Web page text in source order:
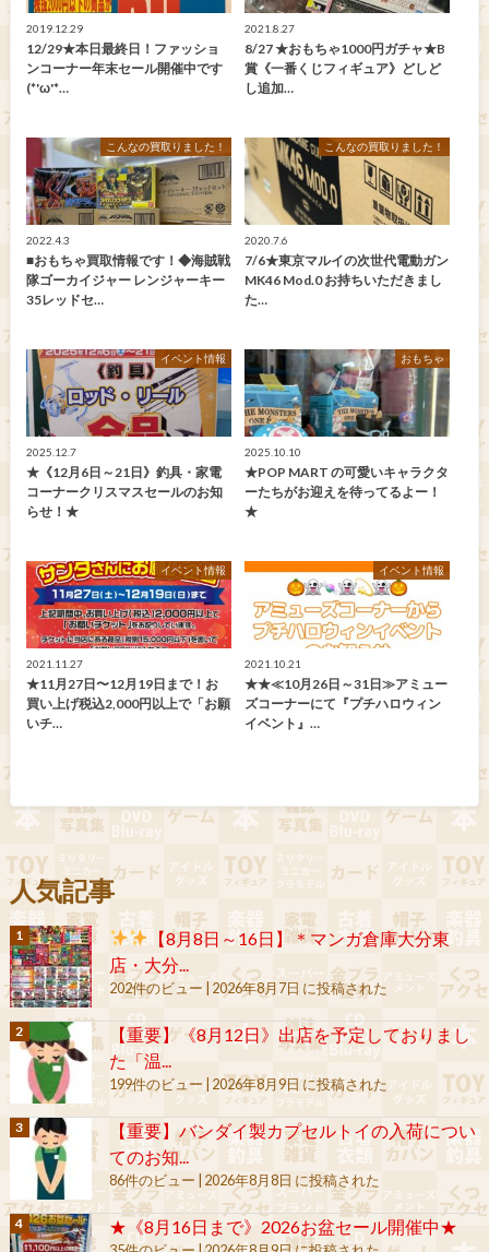
2019.12.29
12/29★本日最終日！ファッショ
ンコーナー年末セール開催中です
(*'ω'*…
2021.8.27
8/27 ★おもちゃ1000円ガチャ★B
賞《一番くじフィギュア》どしど
し追加…
こんなの買取りました！
2022.4.3
■おもちゃ買取情報です！◆海賊戦
隊ゴーカイジャー レンジャーキー
35レッドセ…
こんなの買取りました！
2020.7.6
7/6★東京マルイの次世代電動ガン
MK46 Mod.0 お持ちいただきまし
た…
イベント情報
2025.12.7
★《12月6日～21日》釣具・家電
コーナークリスマスセールのお知
らせ！★
おもちゃ
2025.10.10
★POP MART の可愛いキャラクタ
ーたちがお迎えを待ってるよー！
★
イベント情報
2021.11.27
★11月27日〜12月19日まで！お
買い上げ税込2,000円以上で「お願
いチ…
イベント情報
2021.10.21
★★≪10月26日～31日≫アミュー
ズコーナーにて『プチハロウィン
イベント』…
人気記事
【8月8日～16日】＊マンガ倉庫大分東
店・大分...
202件のビュー 2026年8月7日 に投稿された
【重要】《8月12日》出店を予定しておりまし
た「温...
199件のビュー 2026年8月9日 に投稿された
【重要】バンダイ製カプセルトイの入荷につい
てのお知...
86件のビュー 2026年8月8日 に投稿された
★《8月16日まで》2026お盆セール開催中★